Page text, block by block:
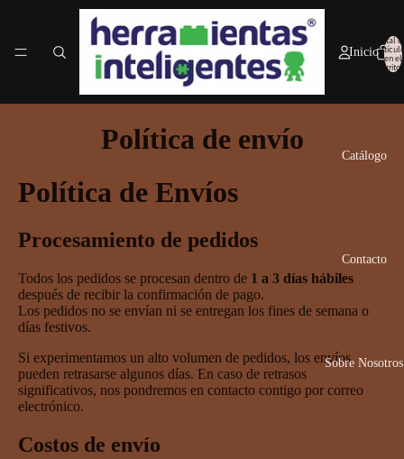
Inicio
Catálogo
Contacto
Sobre Nosotros
Total
en el
Política de envío
Política de Envíos
Procesamiento de pedidos
Todos los pedidos se procesan dentro de 1 a 3 días hábiles
después de recibir la confirmación de pago.
Los pedidos no se envían ni se entregan los fines de semana o
días festivos.
Si experimentamos un alto volumen de pedidos, los envíos
pueden retrasarse algunos días. En caso de retrasos
significativos, nos pondremos en contacto contigo por correo
electrónico.
Costos de envío